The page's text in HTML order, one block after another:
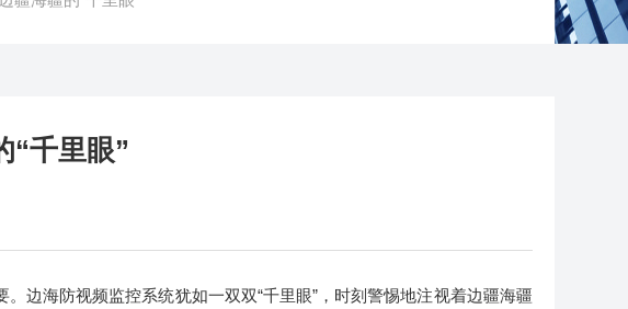
“千里眼”
海防视频监控系统犹如一双双“千里眼”，时刻警惕地注视着边疆海疆